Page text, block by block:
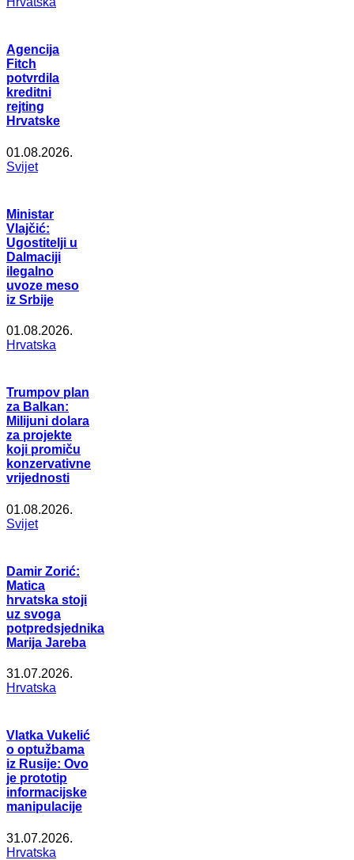
Agencija
Fitch
potvrdila
kreditni
rejting
Hrvatske
01.08.2026.
Svijet
Ministar
Vlajčić:
Ugostitelji u
Dalmaciji
ilegalno
uvoze meso
iz Srbije
01.08.2026.
Hrvatska
Trumpov plan
za Balkan:
Milijuni dolara
za projekte
koji promiču
konzervativne
vrijednosti
01.08.2026.
Svijet
Damir Zorić:
Matica
hrvatska stoji
uz svoga
potpredsjednika
Marija Jareba
31.07.2026.
Hrvatska
Vlatka Vukelić
o optužbama
iz Rusije: Ovo
je prototip
informacijske
manipulacije
31.07.2026.
Hrvatska